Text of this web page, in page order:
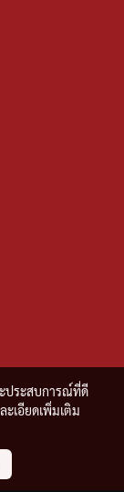
ประสบการณ์ที่ดี
ะเอียดเพิ่มเติม